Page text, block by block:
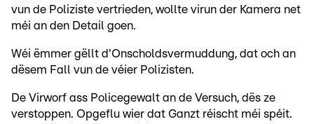
vun de Poliziste vertrieden, wollte virun der Kamera net
méi an den Detail goen.
Wéi ëmmer gëllt d'Onscholdsvermuddung, dat och an
dësem Fall vun de véier Polizisten.
De Virworf ass Policegewalt an de Versuch, dës ze
verstoppen. Opgeflu wier dat Ganzt réischt méi spéit.